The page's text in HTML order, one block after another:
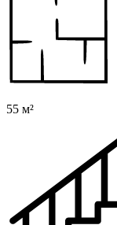
55 м²